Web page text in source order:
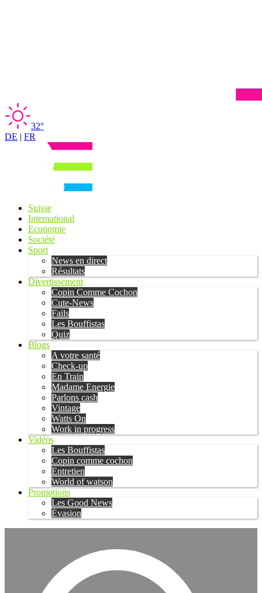
32°
DE | FR
Suisse
International
Economie
Société
Sport
News en direct
Résultats
Divertissement
Copin Comme Cochon
Cute-News
Fails
Les Bouffistas
Quiz
Blogs
A votre santé
Check-up
En Train
Madame Energie
Parlons cash
Vintage
Watts On
Work in progress
Vidéos
Les Bouffistas
Copin comme cochon
Entretien
World of watson
Promotions
Les Good News
Évasion